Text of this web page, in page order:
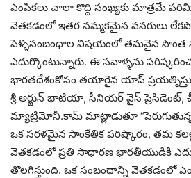
ఎంపికలు చాలా కొద్ది సంఖ్యకు మాత్రమే
వెతకడంలో ఇతర నమ్మకమైన వనరులు
పెళ్ళిసంబంధాల విషయంలో తమవైన సొంత
ఎదుర్కొంటున్నారు. ఈ సవాళ్ళను
భారతదేశంకోసం తయారైన యాప్
శ్రీ అర్జున్ భాటియా, సీనియర్ వైస్
మ్యాట్రిమోనీ.కామ్ మాట్లాడుతూ
ఒక సరళమైన సాంకేతిక పరిష్కారం, తమ
వెతకడంలో ప్రతి సాధారణ భారతీయుడికీ
తొలగిస్తుంది. ఒక సంబంధాన్ని వెతకడంలో